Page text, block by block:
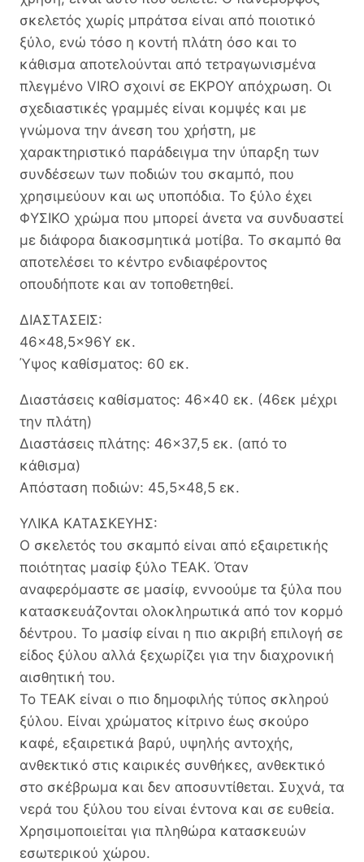
σκελετός χωρίς μπράτσα είναι από ποιοτικό
ξύλο, ενώ τόσο η κοντή πλάτη όσο και το
κάθισμα αποτελούνται από τετραγωνισμένα
πλεγμένο VIRO σχοινί σε ΕΚΡΟΥ απόχρωση. Οι
σχεδιαστικές γραμμές είναι κομψές και με
γνώμονα την άνεση του χρήστη, με
χαρακτηριστικό παράδειγμα την ύπαρξη των
συνδέσεων των ποδιών του σκαμπό, που
χρησιμεύουν και ως υποπόδια. Το ξύλο έχει
ΦΥΣΙΚΟ χρώμα που μπορεί άνετα να συνδυαστεί
με διάφορα διακοσμητικά μοτίβα. Το σκαμπό θα
αποτελέσει το κέντρο ενδιαφέροντος
οπουδήποτε και αν τοποθετηθεί.
ΔΙΑΣΤΑΣΕΙΣ:
46×48,5×96Υ εκ.
Ύψος καθίσματος: 60 εκ.
Διαστάσεις καθίσματος: 46×40 εκ. (46εκ μέχρι
την πλάτη)
Διαστάσεις πλάτης: 46×37,5 εκ. (από το
κάθισμα)
Απόσταση ποδιών: 45,5×48,5 εκ.
ΥΛΙΚΑ ΚΑΤΑΣΚΕΥΗΣ:
Ο σκελετός του σκαμπό είναι από εξαιρετικής
ποιότητας μασίφ ξύλο ΤΕΑΚ. Όταν
αναφερόμαστε σε μασίφ, εννοούμε τα ξύλα που
κατασκευάζονται ολοκληρωτικά από τον κορμό
δέντρου. Το μασίφ είναι η πιο ακριβή επιλογή σε
είδος ξύλου αλλά ξεχωρίζει για την διαχρονική
αισθητική του.
Το ΤΕΑΚ είναι ο πιο δημοφιλής τύπος σκληρού
ξύλου. Είναι χρώματος κίτρινο έως σκούρο
καφέ, εξαιρετικά βαρύ, υψηλής αντοχής,
ανθεκτικό στις καιρικές συνθήκες, ανθεκτικό
στο σκέβρωμα και δεν αποσυντίθεται. Συχνά, τα
νερά του ξύλου του είναι έντονα και σε ευθεία.
Χρησιμοποιείται για πληθώρα κατασκευών
εσωτερικού χώρου.